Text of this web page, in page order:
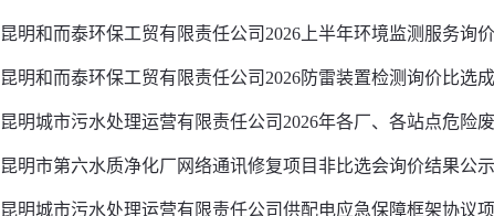
昆明和而泰环保工贸有限责任公司2026上半年环境监测服务询
昆明和而泰环保工贸有限责任公司2026防雷装置检测询价比选
昆明城市污水处理运营有限责任公司2026年各厂、各站点危险
昆明市第六水质净化厂网络通讯修复项目非比选会询价结果公示
昆明城市污水处理运营有限责任公司供配电应急保障框架协议